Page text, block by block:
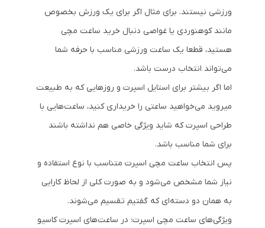
ورزشی نیستند. برای مثال اگر برای یک ورزش بخصوص
مانند کوهنوردی یا غواصی دنبال خرید ساعت مچی
هستید، قطعا یک ساعت ورزشی مناسب با حرفه شما
می‌تواند انتخاب درست باشد.
اما اگر بیشتر برای استایل اسپرت و روزهایی که به طبیعت
میروید می‌خواهید ساعتی را خریداری کنید، ساعت‌هایی با
طراحی اسپرت که شاید ویژگی خاصی هم نداشته باشند
برای شما مناسب باشد.
پس انتخاب ساعت مچی اسپرت متناسب با نوع استفاده و
نیاز شما مشخص می‌شود و به صورت کلی از لحاظ کارایی
به همان دو دسته‌ای که گفتیم تقسیم می‌شوند.
ویژگی‌های ساعت مچی اسپرت: در ساعت‌های اسپرت کاسیو